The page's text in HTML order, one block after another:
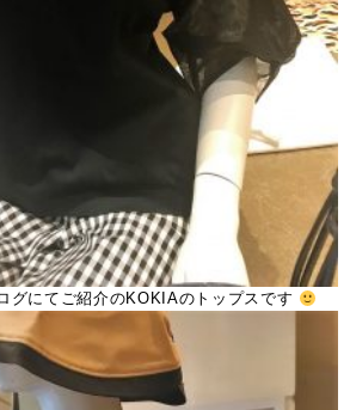
グにてご紹介のKOKIAのトップスです